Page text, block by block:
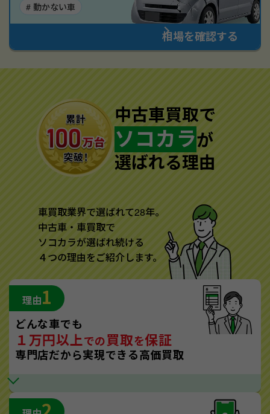
# 動かない車
相場を確認する
中古車買取で
ソコカラが
選ばれる理由
車買取業界で選ばれて28年。
中古車・車買取で
ソコカラが選ばれ続ける
４つの理由をご紹介します。
理由1
どんな車でも
１万円以上での買取を保証
専門店だから実現できる高価買取